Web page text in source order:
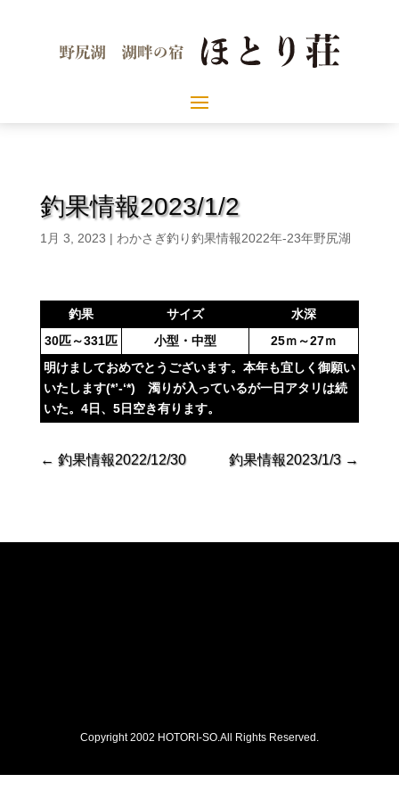
釣果情報2023/1/2
1月 3, 2023 | わかさぎ釣り釣果情報2022年-23年野尻湖
釣果 サイズ
水深
30匹～331匹
小型・中型
25ｍ～27ｍ
明けましておめでとうございます。本年も宜しく御願い
いたします(*’-‘*) 濁りが入っているが一日アタリは続
いた。4日、5日空き有ります。
← 釣果情報2022/12/30 釣果情報2023/1/3 →
Copyright 2002 HOTORI-SO.All Rights Reserved.